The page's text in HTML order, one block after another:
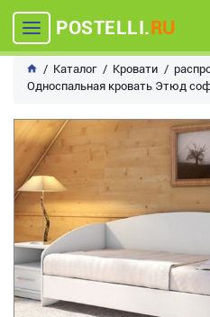
POSTELLI.RU
Каталог Кровати
Односпальная кровать Этюд